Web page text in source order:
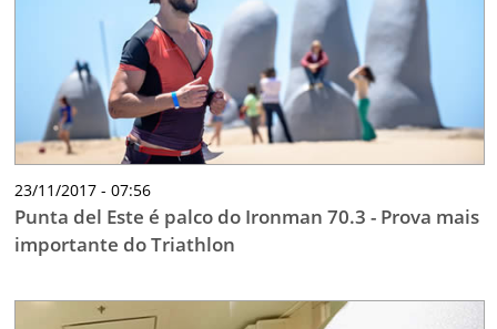
23/11/2017 - 07:56
Punta del Este é palco do Ironman 70.3 - Prova mais
importante do Triathlon